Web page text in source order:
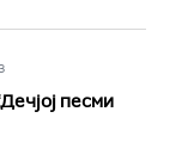
песми